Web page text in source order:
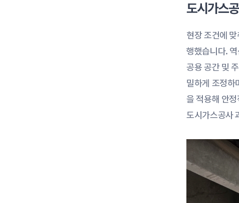
도시가스
현장 조건에
행했습니다.
공용 공간 및
밀하게 조정하
을 적용해 안
도시가스공사